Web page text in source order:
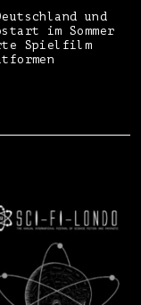
und
im Sommer
Spielfilm